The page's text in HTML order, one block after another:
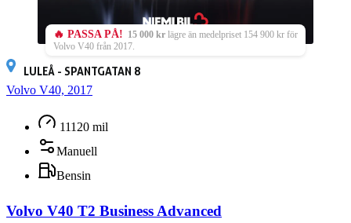
🔥 PASSA PÅ! 15 000 kr lägre än medelpriset 154 900 kr för
Volvo V40 från 2017.
LULEÅ - SPANTGATAN 8
Volvo V40, 2017
11120 mil
Manuell
Bensin
Volvo V40 T2 Business Advanced